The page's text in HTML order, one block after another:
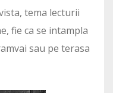
tema lecturii
fie ca se intampla
sau pe terasa